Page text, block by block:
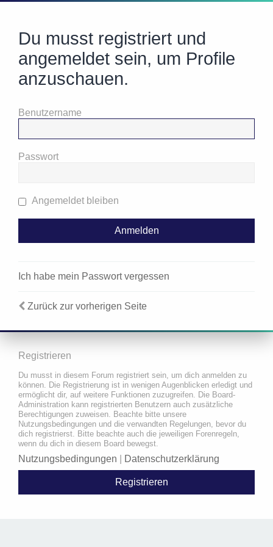
Du musst registriert und
angemeldet sein, um Profile
anzuschauen.
Benutzername
Passwort
Angemeldet bleiben
Ich habe mein Passwort vergessen
Zurück zur vorherigen Seite
Registrieren
Du musst in diesem Forum registriert sein, um dich anmelden zu
können. Die Registrierung ist in wenigen Augenblicken erledigt und
ermöglicht dir, auf weitere Funktionen zuzugreifen. Die Board-
Administration kann registrierten Benutzern auch zusätzliche
Berechtigungen zuweisen. Beachte bitte unsere
Nutzungsbedingungen und die verwandten Regelungen, bevor du
dich registrierst. Bitte beachte auch die jeweiligen Forenregeln,
wenn du dich in diesem Board bewegst.
Nutzungsbedingungen Datenschutzerklärung
Registrieren